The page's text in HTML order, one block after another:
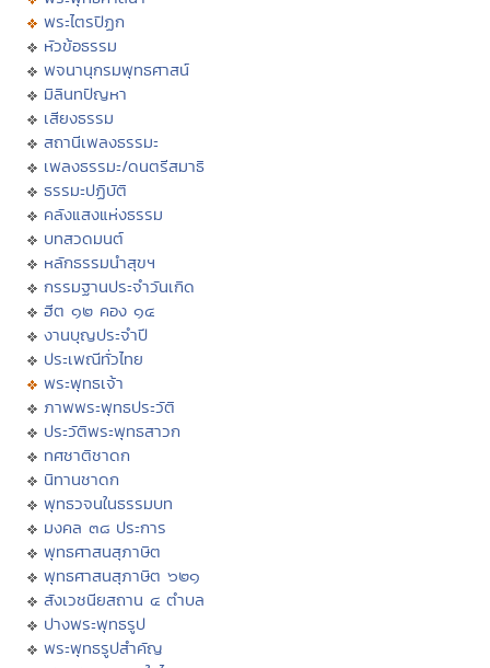
พระไตรปิฏก
หัวข้อธรรม
พจนานุกรมพุทธศาสน์
มิลินทปัญหา
เสียงธรรม
สถานีเพลงธรรมะ
เพลงธรรมะ/ดนตรีสมาธิ
ธรรมะปฏิบัติ
คลังแสงแห่งธรรม
บทสวดมนต์
หลักธรรมนำสุขฯ
กรรมฐานประจำวันเกิด
ฮีต ๑๒ คอง ๑๔
งานบุญประจำปี
ประเพณีทั่วไทย
พระพุทธเจ้า
ภาพพระพุทธประวัติ
ประวัติพระพุทธสาวก
ทศชาติชาดก
นิทานชาดก
พุทธวจนในธรรมบท
มงคล ๓๘ ประการ
พุทธศาสนสุภาษิต
พุทธศาสนสุภาษิต ๖๒๑
สังเวชนียสถาน ๔ ตำบล
ปางพระพุทธรูป
พระพุทธรูปสำคัญ